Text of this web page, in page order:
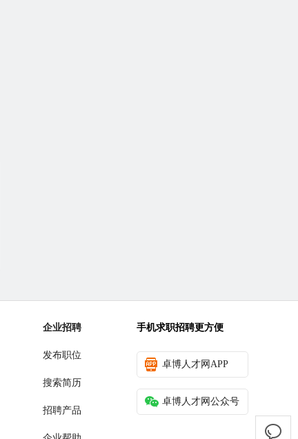
企业招聘
发布职位
搜索简历
招聘产品
手机求职招聘更方便
卓博人才网APP
卓博人才网公众号